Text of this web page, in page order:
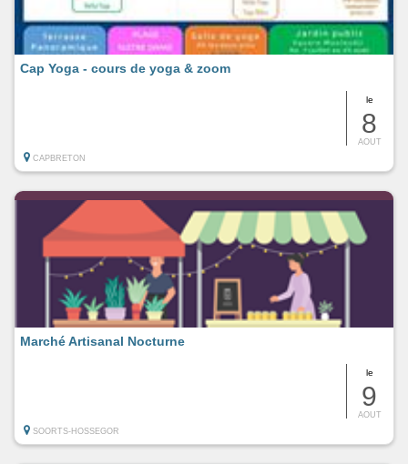
le
8
AOUT
Cap Yoga - cours de yoga & zoom
CAPBRETON
le
9
AOUT
Marché Artisanal Nocturne
SOORTS-HOSSEGOR